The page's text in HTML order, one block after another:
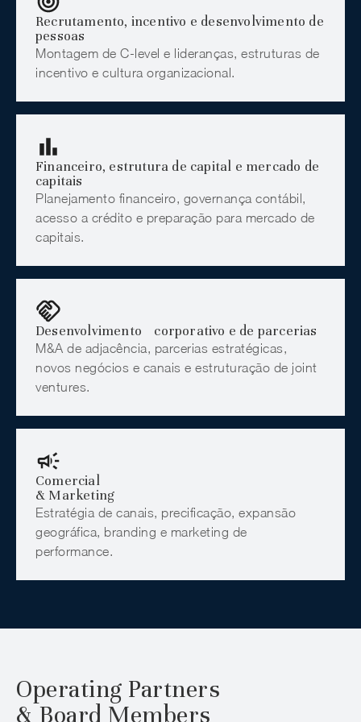
Recrutamento, incentivo e desenvolvimento de
pessoas
Montagem de C-level e lideranças, estruturas de
incentivo e cultura organizacional.
Financeiro, estrutura de capital e mercado de
capitais
Planejamento financeiro, governança contábil,
acesso a crédito e preparação para mercado de
capitais.
Desenvolvimento corporativo e de parcerias
M&A de adjacência, parcerias estratégicas,
novos negócios e canais e estruturação de joint
ventures.
Comercial
& Marketing
Estratégia de canais, precificação, expansão
geográfica, branding e marketing de
performance.
Operating Partners
& Board Members